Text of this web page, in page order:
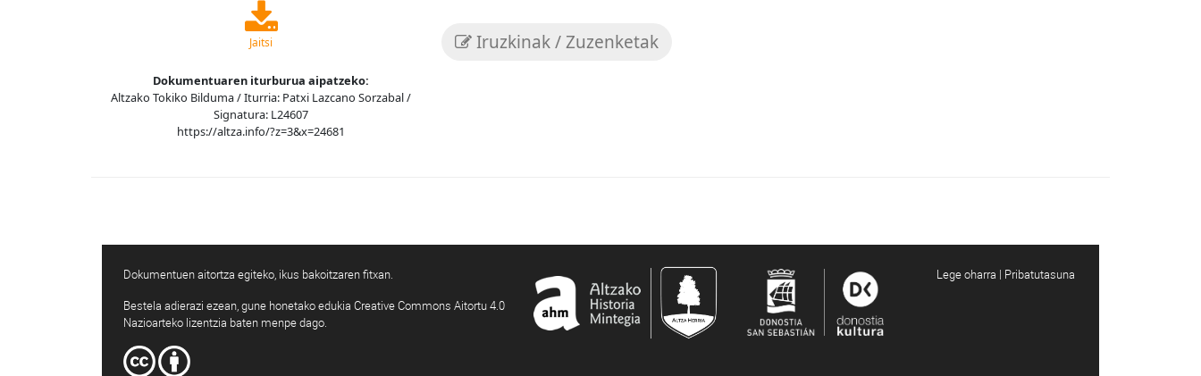
Jaitsi
Dokumentuaren iturburua aipatzeko:
Altzako Tokiko Bilduma / Iturria: Patxi Lazcano Sorzabal /
Signatura: L24607
https://altza.info/?z=3&x=24681
Iruzkinak / Zuzenketak
Dokumentuen aitortza egiteko, ikus bakoitzaren fitxan.
Bestela adierazi ezean, gune honetako edukia Creative Commons Aitortu 4.0
Nazioarteko lizentzia baten menpe dago.
Lege oharra | Pribatutasuna